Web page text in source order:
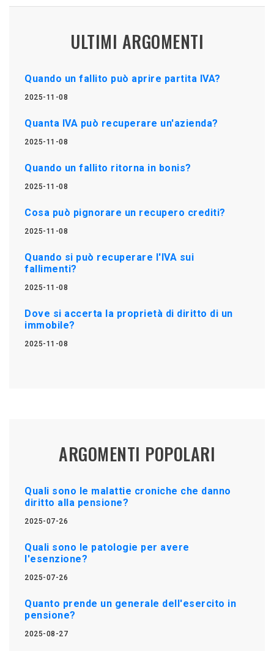
ULTIMI ARGOMENTI
Quando un fallito può aprire partita IVA?
2025-11-08
Quanta IVA può recuperare un'azienda?
2025-11-08
Quando un fallito ritorna in bonis?
2025-11-08
Cosa può pignorare un recupero crediti?
2025-11-08
Quando si può recuperare l'IVA sui
fallimenti?
2025-11-08
Dove si accerta la proprietà di diritto di un
immobile?
2025-11-08
ARGOMENTI POPOLARI
Quali sono le malattie croniche che danno
diritto alla pensione?
2025-07-26
Quali sono le patologie per avere
l'esenzione?
2025-07-26
Quanto prende un generale dell'esercito in
pensione?
2025-08-27